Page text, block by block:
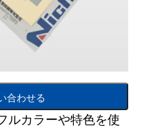
合わせる
ルカラーや特色を使